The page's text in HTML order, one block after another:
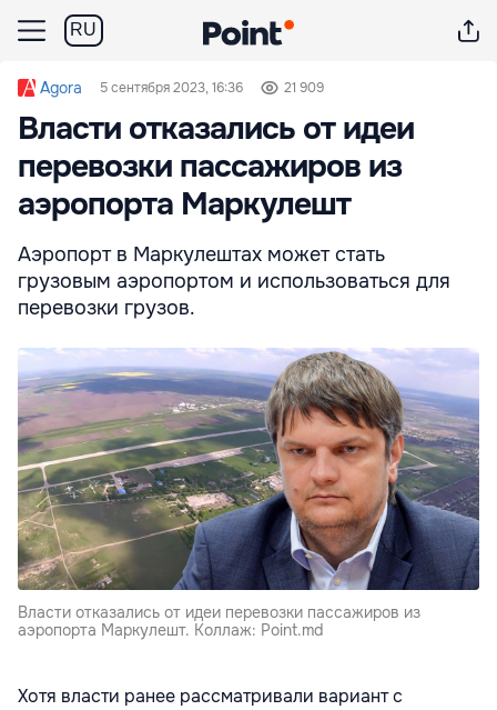
RU
Agora 5 сентября 2023, 16:36 21 909
Власти отказались от идеи
перевозки пассажиров из
аэропорта Маркулешт
Аэропорт в Маркулештах может стать
грузовым аэропортом и использоваться для
перевозки грузов.
Власти отказались от идеи перевозки пассажиров из
аэропорта Маркулешт. Коллаж: Point.md
Хотя власти ранее рассматривали вариант с